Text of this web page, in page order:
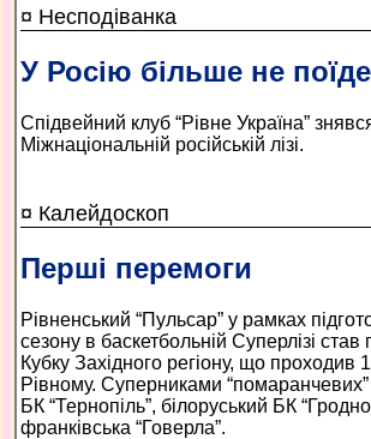
¤ Несподіванка
У Росію більше не
Спідвейний клуб “Рівне Україна”
Міжнаціональній російській лізі.
¤ Калейдоскоп
Перші перемоги
Рівненський “Пульсар” у рамках
сезону в баскетбольній Суперлізі
Кубку Західного регіону, що проходив
Рівному. Суперниками
БК “Тернопіль”, білоруський БК
франківська “Говерла”.